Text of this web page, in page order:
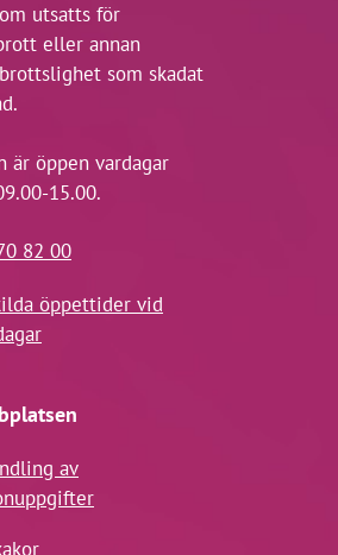
utsatts för
eller annan
som skadat
är öppen vardagar
15.00.
82 00
öppettider vid
av